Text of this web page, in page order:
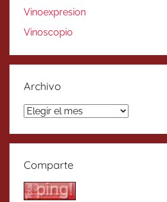
Vinoexpresion
Vinoscopio
Archivo
Archivo
Comparte